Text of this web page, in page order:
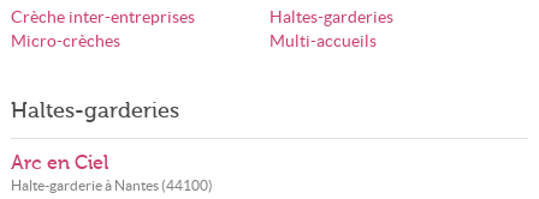
Crèche inter-entreprises
Haltes-garderies
Micro-crèches
Multi-accueils
Haltes-garderies
Arc en Ciel
Halte-garderie à Nantes(44100)